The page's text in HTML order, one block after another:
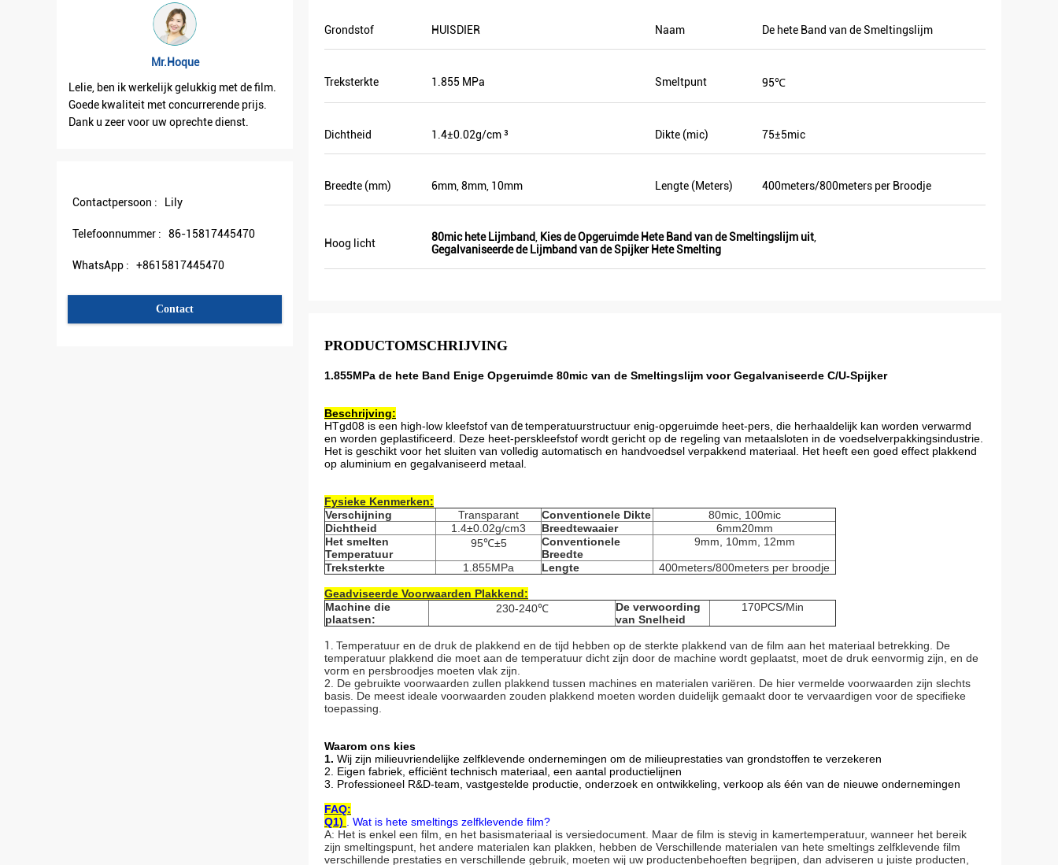
Mr.Hoque
Lelie, ben ik werkelijk gelukkig met de film.
Goede kwaliteit met concurrerende prijs.
Dank u zeer voor uw oprechte dienst.
Lelie, ontving ik uw goederen, is het zeer
goed. En dank voor uw aardige
M. Sergey Abayev
De goede dienst en snel het verschepen.
Contactpersoon : Lily
Telefoonnummer : 86-15817445470
WhatsApp : +8615817445470
Contact
Grondstof HUISDIER Naam De hete Band van de Smeltingslijm
Treksterkte 1.855 MPa Smeltpunt 95℃
Dichtheid 1.4±0.02g/cm ³ Dikte (mic) 75±5mic
Breedte (mm) 6mm, 8mm, 10mm Lengte (Meters) 400meters/800meters per Broodje
Hoog licht 80mic hete Lijmband Kies de Opgeruimde Hete Band van de Smeltingslijm uit
Gegalvaniseerde de Lijmband van de Spijker Hete Smelting
PRODUCTOMSCHRIJVING
1.855MPa de hete Band Enige Opgeruimde 80mic van de Smeltingslijm voor Gegalvaniseerde C/U-Spijker
Beschrijving:
HTgd08 is een high-low kleefstof van detemperatuurstructuur enig-opgeruimde heet-pers, die herhaaldelijk kan worden verwarmd
en worden geplastificeerd. Deze heet-perskleefstof wordt gericht op de regeling van metaalsloten in de voedselverpakkingsindustrie.
Het is geschikt voor het sluiten van volledig automatisch en handvoedsel verpakkend materiaal. Het heeft een goed effect plakkend
op aluminium en gegalvaniseerd metaal.
Fysieke Kenmerken:
Verschijning
Transparant Conventionele Dikte
80mic, 100mic
Dichtheid
1.4±0.02g/cm3 Breedtewaaier
6mm20mm
Het smelten
Temperatuur
95℃±5
Conventionele
Breedte
9mm, 10mm, 12mm
Treksterkte 1.855MPa Lengte 400meters/800meters per broodje
Geadviseerde Voorwaarden Plakkend:
Machine die
plaatsen:
230-240℃
De verwoording
van Snelheid
170PCS/Min
1. Temperatuur en de druk de plakkend en de tijd hebben op de sterkte plakkend van de film aan het materiaal betrekking. De
temperatuur plakkend die moet aan de temperatuur dicht zijn door de machine wordt geplaatst, moet de druk eenvormig zijn, en de
vorm en persbroodjes moeten vlak zijn.
2. De gebruikte voorwaarden zullen plakkend tussen machines en materialen variëren. De hier vermelde voorwaarden zijn slechts
basis. De meest ideale voorwaarden zouden plakkend moeten worden duidelijk gemaakt door te vervaardigen voor de specifieke
toepassing.
Waarom ons kies
1. Wij zijn milieuvriendelijke zelfklevende ondernemingen om de milieuprestaties van grondstoffen te verzekeren
2. Eigen fabriek, efficiënt technisch materiaal, een aantal productielijnen
3. Professioneel R&D-team, vastgestelde productie, onderzoek en ontwikkeling, verkoop als één van de nieuwe ondernemingen
FAQ:
Q1)
. Wat is hete smeltings zelfklevende film?
A: Het is enkel een film, en het basismateriaal is versiedocument. Maar de film is stevig in kamertemperatuur, wanneer het bereik
zijn smeltingspunt, het andere materialen kan plakken, hebben de Verschillende materialen van hete smeltings zelfklevende film
verschillende prestaties en verschillende gebruik, moeten wij uw productenbehoeften begrijpen, dan adviseren u juiste producten,